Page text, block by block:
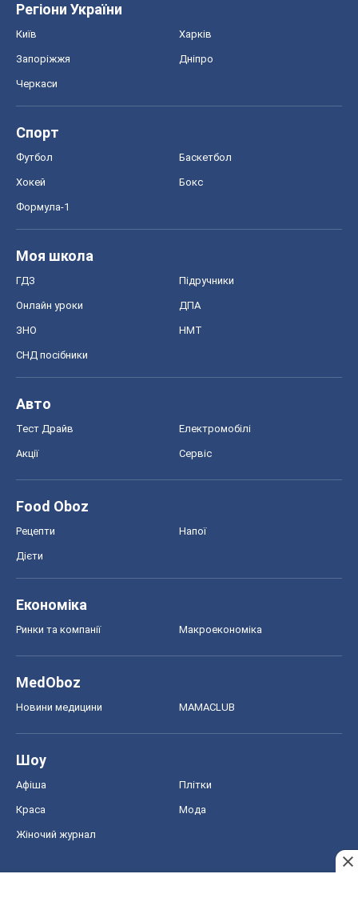
Регіони України
Київ Харків
Запоріжжя Дніпро
Черкаси
Спорт
Футбол Баскетбол
Хокей Бокс
Формула-1
Моя школа
ГДЗ Підручники
Онлайн уроки ДПА
ЗНО НМТ
СНД посібники
Авто
Тест Драйв Електромобілі
Акції Сервіс
Food Oboz
Рецепти Напої
Дієти
Економіка
Ринки та компанії Макроекономіка
MedOboz
Новини медицини MAMACLUB
Шоу
Афіша Плітки
Краса Мода
Жіночий журнал